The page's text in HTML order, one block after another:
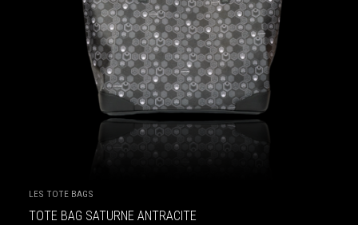
LES TOTE BAGS
TOTE BAG SATURNE ANTRACITE